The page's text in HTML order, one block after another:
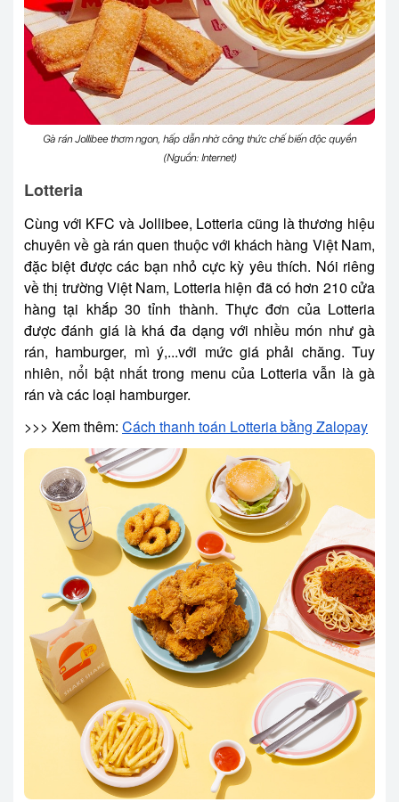
Gà rán Jollibee thơm ngon, hấp dẫn nhờ công thức chế biến độc quyền
(Nguồn: Internet)
Lotteria
Cùng với KFC và Jollibee, Lotteria cũng là thương hiệu
chuyên về gà rán quen thuộc với khách hàng Việt Nam,
đặc biệt được các bạn nhỏ cực kỳ yêu thích. Nói riêng
về thị trường Việt Nam, Lotteria hiện đã có hơn 210 cửa
hàng tại khắp 30 tỉnh thành. Thực đơn của Lotteria
được đánh giá là khá đa dạng với nhiều món như gà
rán, hamburger, mì ý,...với mức giá phải chăng. Tuy
nhiên, nổi bật nhất trong menu của Lotteria vẫn là gà
rán và các loại hamburger.
>>> Xem thêm: Cách thanh toán Lotteria bằng Zalopay